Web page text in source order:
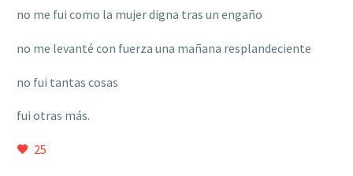
no me fui como la mujer digna tras un engaño
no me levanté con fuerza una mañana resplandeciente
no fui tantas cosas
fui otras más.
25